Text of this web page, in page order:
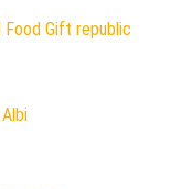
Food Gift republic
Kč.
Kč.